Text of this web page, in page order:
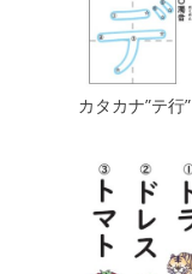
カタカナ”テ行”